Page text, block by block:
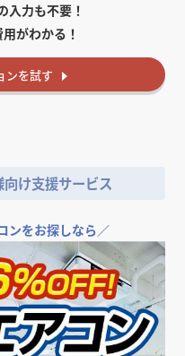
入力も不要！
がわかる！
ンを試す
け支援サービス
ンをお探しなら／